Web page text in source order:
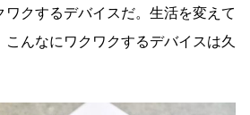
クするデバイスだ。生活を変えて
こんなにワクワクするデバイスは久